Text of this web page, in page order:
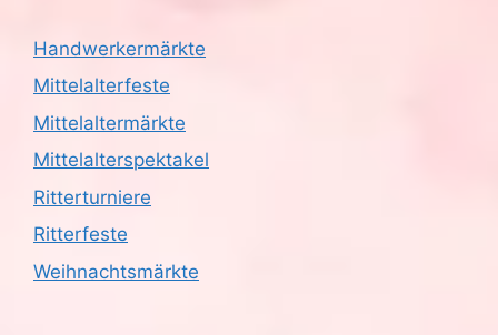
Handwerkermärkte
Mittelalterfeste
Mittelaltermärkte
Mittelalterspektakel
Ritterturniere
Ritterfeste
Weihnachtsmärkte